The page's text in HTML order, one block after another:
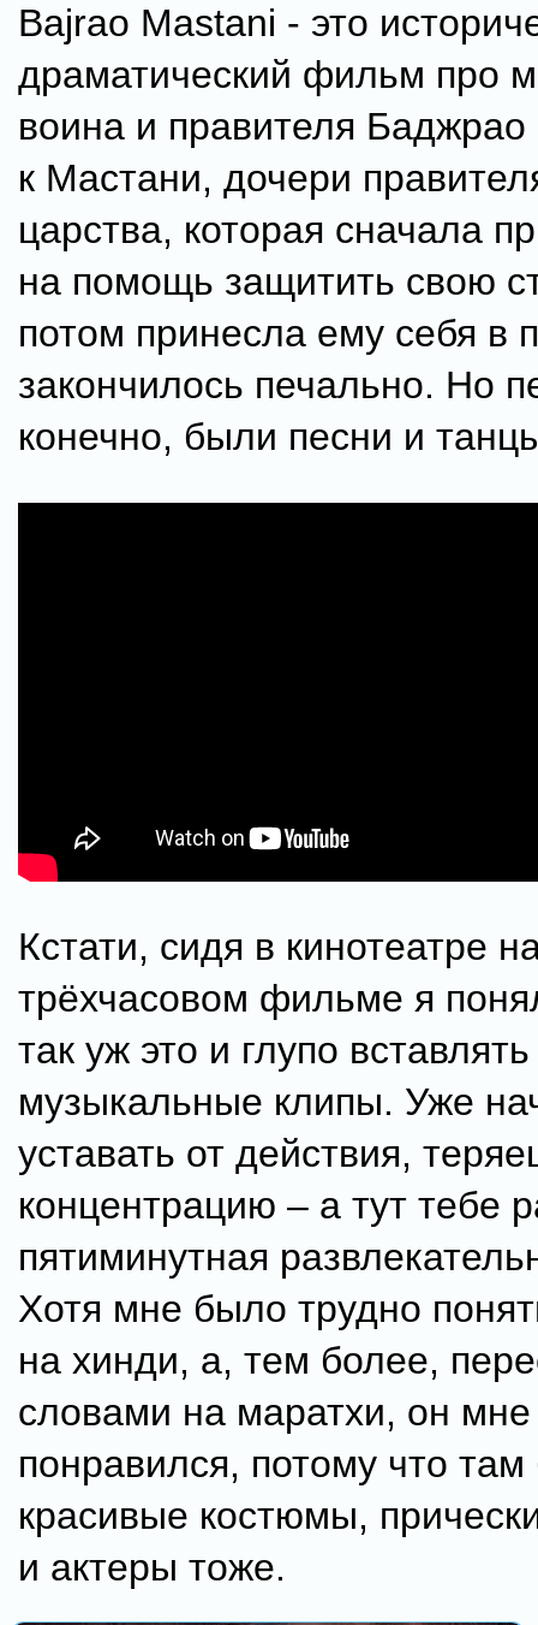
Bajrao Mastani - это
драматический фильм про
воина и правителя
к Мастани, дочери
царства, которая сначала
на помощь защитить свою
потом принесла ему себя в
закончилось печально. Но
конечно, были песни и
Кстати, сидя в кинотеатре
трёхчасовом фильме я
так уж это и глупо
музыкальные клипы. Уже
уставать от действия,
концентрацию – а тут тебе
пятиминутная
Хотя мне было трудно
на хинди, а, тем более,
словами на маратхи, он мне
понравился, потому что там
красивые костюмы,
и актеры тоже.